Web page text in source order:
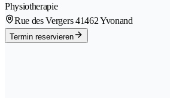
Physiotherapie
Rue des Vergers 41462 Yvonand
Termin reservieren